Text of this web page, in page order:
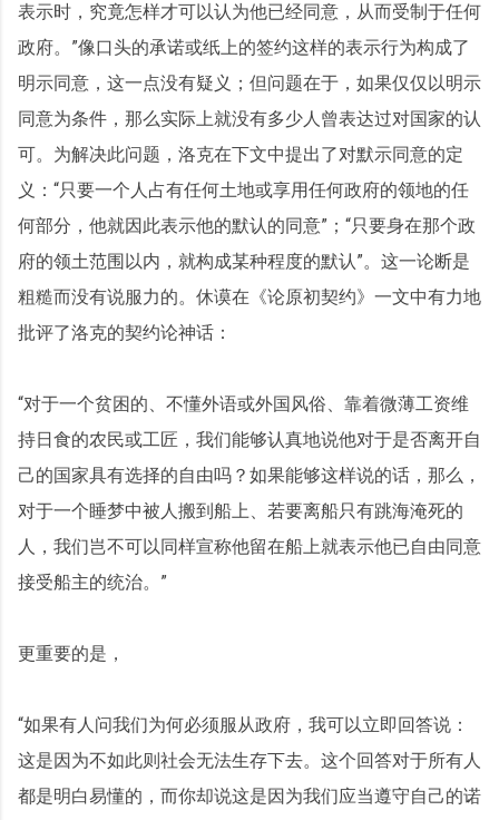
表示时，究竟怎样才可以认为他已经同意，从而受制于任何
政府。”像口头的承诺或纸上的签约这样的表示行为构成了
明示同意，这一点没有疑义；但问题在于，如果仅仅以明示
同意为条件，那么实际上就没有多少人曾表达过对国家的认
可。为解决此问题，洛克在下文中提出了对默示同意的定
义：“只要一个人占有任何土地或享用任何政府的领地的任
何部分，他就因此表示他的默认的同意”；“只要身在那个政
府的领土范围以内，就构成某种程度的默认”。这一论断是
粗糙而没有说服力的。休谟在《论原初契约》一文中有力地
批评了洛克的契约论神话：
“对于一个贫困的、不懂外语或外国风俗、靠着微薄工资维
持日食的农民或工匠，我们能够认真地说他对于是否离开自
己的国家具有选择的自由吗？如果能够这样说的话，那么，
对于一个睡梦中被人搬到船上、若要离船只有跳海淹死的
人，我们岂不可以同样宣称他留在船上就表示他已自由同意
接受船主的统治。”
更重要的是，
“如果有人问我们为何必须服从政府，我可以立即回答说：
这是因为不如此则社会无法生存下去。这个回答对于所有人
都是明白易懂的，而你却说这是因为我们应当遵守自己的诺